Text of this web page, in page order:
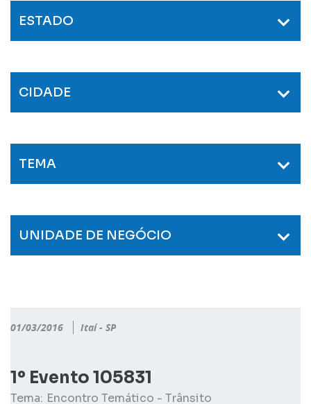
ESTADO
CIDADE
TEMA
UNIDADE DE NEGÓCIO
01/03/2016 Itaí - SP
1º Evento 105831
Tema: Encontro Temático - Trânsito